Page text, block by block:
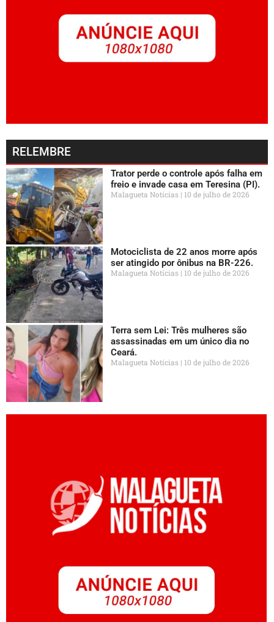
RELEMBRE
Trator perde o controle após falha em
freio e invade casa em Teresina (PI).
Malagueta Notícias 10 de julho de 2026
Motociclista de 22 anos morre após
ser atingido por ônibus na BR-226.
Malagueta Notícias 10 de julho de 2026
Terra sem Lei: Três mulheres são
assassinadas em um único dia no
Ceará.
Malagueta Notícias 10 de julho de 2026